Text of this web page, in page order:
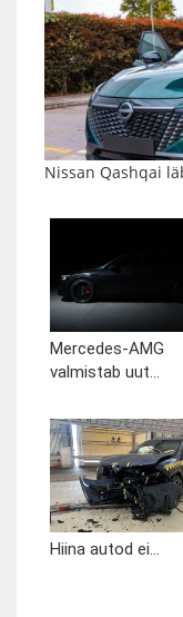
Nissan Qashqai
Mercedes-AMG
valmistab uut...
Hiina autod ei...